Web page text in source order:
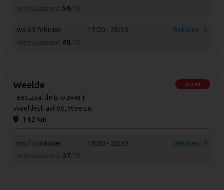
vrije plaatsen: 56/70
wo 03 februari
17:00 - 20:30
vrije plaatsen: 68/70
Bekijken
Weelde
Feestzaal de Brouwerij
Weeldestraat 86, Weelde
14,2 km
Bloed
wo 14 oktober
18:00 - 20:30
vrije plaatsen: 37/50
Bekijken